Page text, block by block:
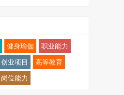
健身瑜伽 职业能力
创业项目 高等教育
岗位能力